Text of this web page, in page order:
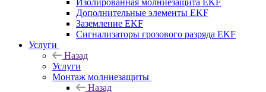
Изолированная молниезащита EKF
Дополнительные элементы EKF
Заземление EKF
Сигнализаторы грозового разряда EKF
Услуги
Назад
Услуги
Монтаж молниезащиты
Назад